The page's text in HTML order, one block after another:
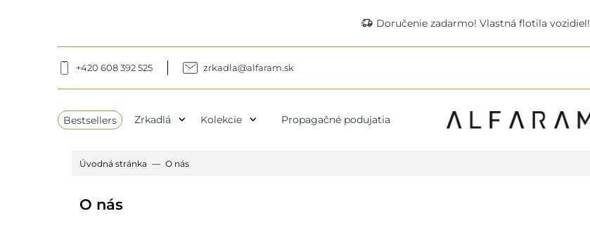
delivery_truck_speed Doručenie zadarmo! Vlastná flotila vozidiel!
+420 608 392 525 zrkadla@alfaram.sk
Bestsellers Zrkadlá expand_more Kolekcie expand_more Propagačné podujatia
Úvodná stránka O nás
O nás